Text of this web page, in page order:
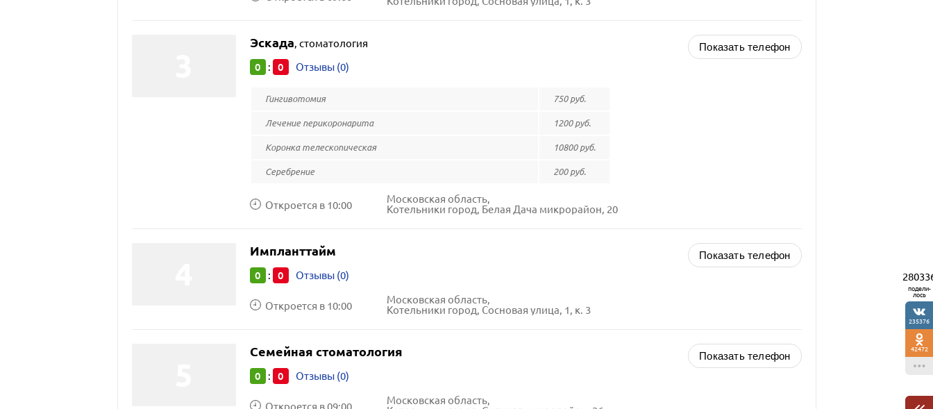
Эскада, стоматология
0 : 0 Отзывы (0)
Гингивотомия 750 руб.
Лечение перикоронарита 1200 руб.
Коронка телескопическая 10800 руб.
Серебрение 200 руб.
Откроется в 10:00
Московская область,
Котельники город, Белая Дача микрорайон, 20
Показать телефон
Импланттайм
0 : 0 Отзывы (0)
Откроется в 10:00
Московская область,
Котельники город, Сосновая улица, 1, к. 3
Показать телефон
Семейная стоматология
0 : 0 Отзывы (0)
Откроется в 09:00
Московская область,
Показать телефон
подели-
лось
235376
42472